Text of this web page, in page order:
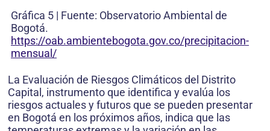
Gráfica 5 | Fuente: Observatorio Ambiental de
Bogotá.
https://oab.ambientebogota.gov.co/precipitacion-
mensual/
La Evaluación de Riesgos Climáticos del Distrito
Capital, instrumento que identifica y evalúa los
riesgos actuales y futuros que se pueden presentar
en Bogotá en los próximos años, indica que las